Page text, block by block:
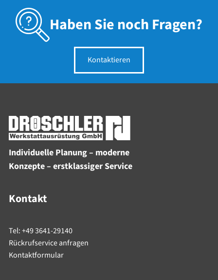
Haben Sie noch Fragen?
Kontaktieren
Individuelle Planung – moderne
Konzepte – erstklassiger Service
Kontakt
Tel: +49 3641-29140
Rückrufservice anfragen
Kontaktformular